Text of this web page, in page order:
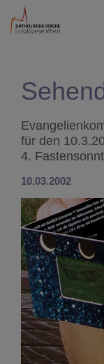
für den
4.
10.03.2002